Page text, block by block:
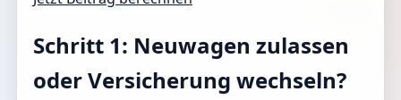
Schritt 1: Neuwagen zulassen
oder Versicherung wechseln?